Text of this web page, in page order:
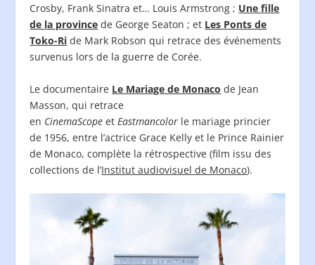
Crosby, Frank Sinatra et… Louis Armstrong ; Une fille
de la province de George Seaton ; et Les Ponts de
Toko-Ri de Mark Robson qui retrace des événements
survenus lors de la guerre de Corée.
Le documentaire Le Mariage de Monaco de Jean
Masson, qui retrace
en CinemaScope et Eastmancolor le mariage princier
de 1956, entre l’actrice Grace Kelly et le Prince Rainier
de Monaco, complète la rétrospective (film issu des
collections de l’Institut audiovisuel de Monaco).